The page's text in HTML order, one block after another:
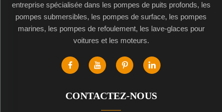
entreprise spécialisée dans les pompes de puits profonds, les
pompes submersibles, les pompes de surface, les pompes
marines, les pompes de refoulement, les lave-glaces pour
voitures et les moteurs.
CONTACTEZ-NOUS